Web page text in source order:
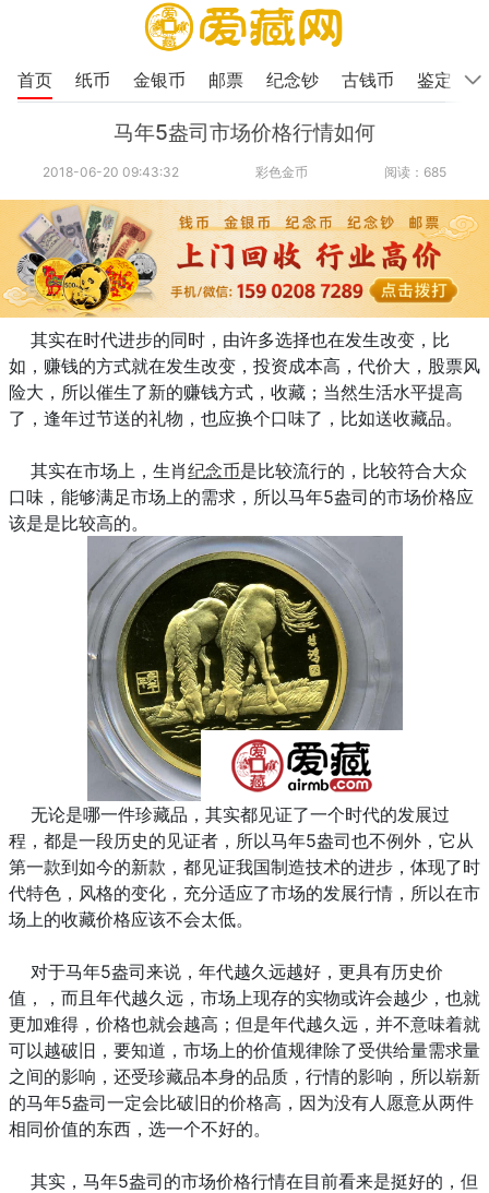
首页 纸币 金银币 邮票 纪念钞 古钱币 鉴定
马年5盎司市场价格行情如何
2018-06-20 09:43:32 彩色金币 阅读：685
其实在时代进步的同时，由许多选择也在发生改变，比
如，赚钱的方式就在发生改变，投资成本高，代价大，股票风
险大，所以催生了新的赚钱方式，收藏；当然生活水平提高
了，逢年过节送的礼物，也应换个口味了，比如送收藏品。
其实在市场上，生肖纪念币是比较流行的，比较符合大众
口味，能够满足市场上的需求，所以马年5盎司的市场价格应
该是是比较高的。
无论是哪一件珍藏品，其实都见证了一个时代的发展过
程，都是一段历史的见证者，所以马年5盎司也不例外，它从
第一款到如今的新款，都见证我国制造技术的进步，体现了时
代特色，风格的变化，充分适应了市场的发展行情，所以在市
场上的收藏价格应该不会太低。
对于马年5盎司来说，年代越久远越好，更具有历史价
值，，而且年代越久远，市场上现存的实物或许会越少，也就
更加难得，价格也就会越高；但是年代越久远，并不意味着就
可以越破旧，要知道，市场上的价值规律除了受供给量需求量
之间的影响，还受珍藏品本身的品质，行情的影响，所以崭新
的马年5盎司一定会比破旧的价格高，因为没有人愿意从两件
相同价值的东西，选一个不好的。
其实，马年5盎司的市场价格行情在目前看来是挺好的，但